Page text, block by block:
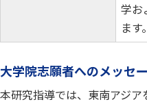
学お
ます。
大学院志願者へのメッセ
本研究指導では、東南アジ